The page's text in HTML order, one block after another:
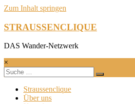
Zum Inhalt springen
STRAUSSENCLIQUE
DAS Wander-Netzwerk
×
Straussenclique
Über uns